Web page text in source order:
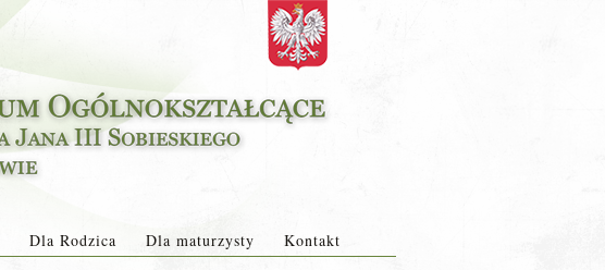
Dla Rodzica Dla maturzysty Kontakt